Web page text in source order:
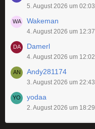
5. August 2026 um 02:03
Wakeman
4. August 2026 um 12:37
Damerl
4. August 2026 um 12:02
Andy281174
3. August 2026 um 22:43
yodaa
2. August 2026 um 18:29